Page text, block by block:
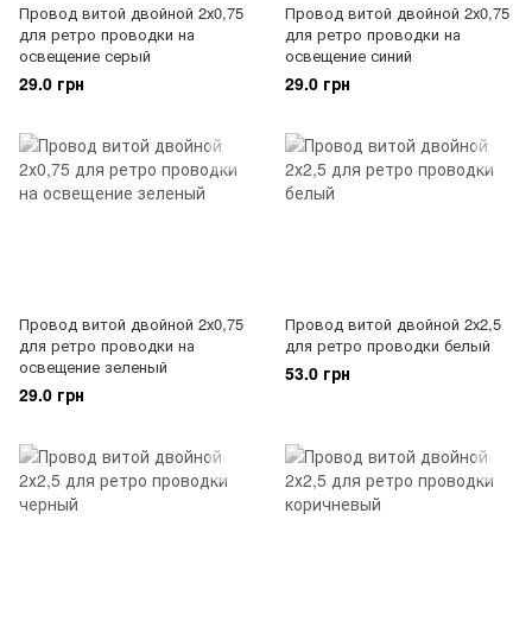
Провод витой двойной 2х0,75
для ретро проводки на
освещение серый
29.0 грн
Провод витой двойной 2х0,75
для ретро проводки на
освещение синий
29.0 грн
Провод витой двойной 2х0,75
для ретро проводки на
освещение зеленый
29.0 грн
Провод витой двойной 2х2,5
для ретро проводки белый
53.0 грн